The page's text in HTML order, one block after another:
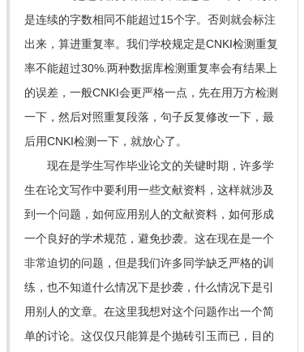
是连续的字数相同不能超过15个字。否则就会标注
出来，算进重复率。我们学校规定是CNKI检测重复
率不能超过30%.两种数据库检测重复率会有结果上
的误差，一般CNKI会更严格一点，先在用万方检测
一下，然后对照重复段落，句子反复修改一下，最
后用CNKI检测一下，就放心了。
现在是学生写作毕业论文的关键时期，许多学
生在论文写作中要利用一些文献资料，这样就涉及
到一个问题，如何应用别人的文献资料，如何形成
一个良好的学术规范，避免抄袭。这在现在是一个
非常迫切的问题，但是我们许多同学缺乏严格的训
练，也不知道什么情况下是抄袭，什么情况下是引
用别人的文章。在这里我想对这个问题作出一个简
单的讨论。这仅仅只能算是个抛砖引玉而已，目的